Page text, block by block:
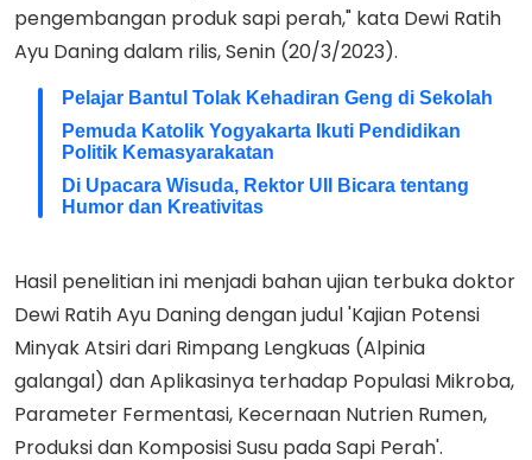
pengembangan produk sapi perah," kata Dewi Ratih
Ayu Daning dalam rilis, Senin (20/3/2023).
Pelajar Bantul Tolak Kehadiran Geng di Sekolah
Pemuda Katolik Yogyakarta Ikuti Pendidikan
Politik Kemasyarakatan
Di Upacara Wisuda, Rektor UII Bicara tentang
Humor dan Kreativitas
Hasil penelitian ini menjadi bahan ujian terbuka doktor
Dewi Ratih Ayu Daning dengan judul 'Kajian Potensi
Minyak Atsiri dari Rimpang Lengkuas (Alpinia
galangal) dan Aplikasinya terhadap Populasi Mikroba,
Parameter Fermentasi, Kecernaan Nutrien Rumen,
Produksi dan Komposisi Susu pada Sapi Perah'.